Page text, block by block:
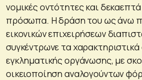
νομικές οντότητες και
πρόσωπα. Η δράση του ως άνω
εικονικών επιχειρήσεων
συγκέντρωνε τα χαρακτηριστικά
εγκληματικής οργάνωσης, με
οικειοποίηση αναλογούντων